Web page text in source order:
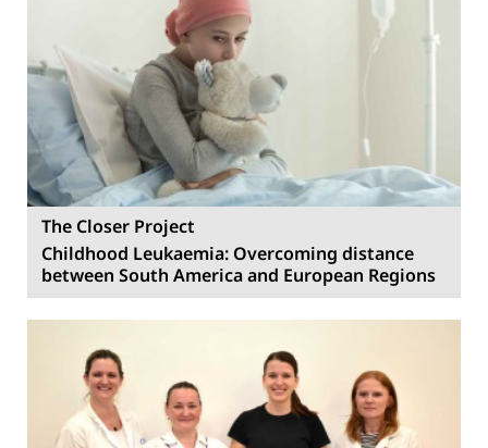
The Closer Project
Childhood Leukaemia: Overcoming distance
between South America and European Regions